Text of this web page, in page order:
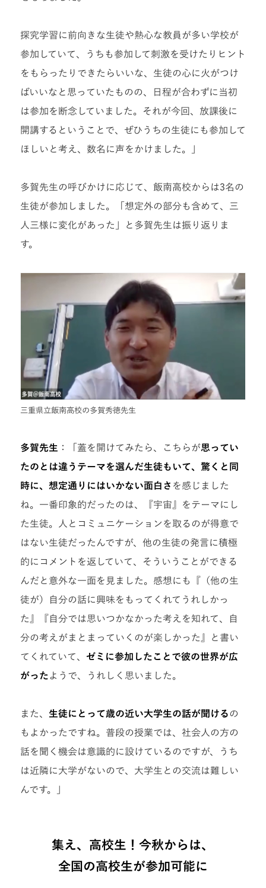
探究学習に前向きな生徒や熱心な教員が多い学校が
参加していて、うちも参加して刺激を受けたりヒント
をもらったりできたらいいな、生徒の心に火がつけ
ばいいなと思っていたものの、日程が合わずに当初
は参加を断念していました。それが今回、放課後に
開講するということで、ぜひうちの生徒にも参加して
ほしいと考え、数名に声をかけました。」
多賀先生の呼びかけに応じて、飯南高校からは3名の
生徒が参加しました。「想定外の部分も含めて、三
人三様に変化があった」と多賀先生は振り返りま
す。
三重県立飯南高校の多賀秀徳先生
多賀先生 ：「蓋を開けてみたら、こちらが思ってい
たのとは違うテーマを選んだ生徒もいて、驚くと同
時に、想定通りにはいかない面白さ を感じました
ね。一番印象的だったのは、『宇宙』をテーマにし
た生徒。人とコミュニケーションを取るのが得意で
はない生徒だったんですが、他の生徒の発言に積極
的にコメントを返していて、そういうことができる
んだと意外な一面を見ました。感想にも『（他の生
徒が）自分の話に興味をもってくれてうれしかっ
た』『自分では思いつかなかった考えを知れて、自
分の考えがまとまっていくのが楽しかった』と書い
てくれていて、 ゼミに参加したことで彼の世界が広
がった ようで、うれしく思いました。
また、 生徒にとって歳の近い大学生の話が聞けるの
もよかったですね。普段の授業では、社会人の方の
話を聞く機会は意識的に設けているのですが、うち
は近隣に大学がないので、大学生との交流は難しい
んです。」
集え、高校生！今秋からは、
全国の高校生が参加可能に